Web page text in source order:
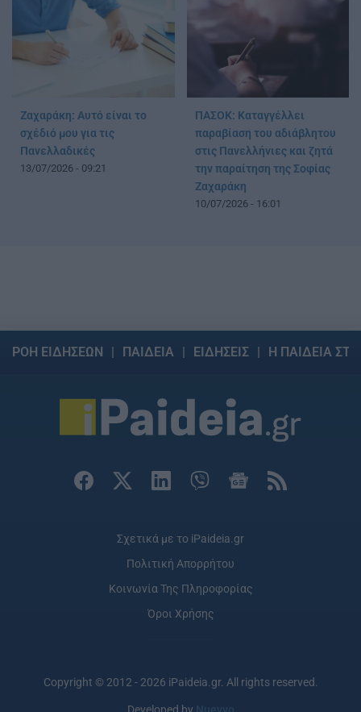
Ζαχαράκη: Αυτό είναι το
σχέδιό μου για τις
Πανελλαδικές
13/07/2026 - 09:21
ΠΑΣΟΚ: Καταγγέλλει
παραβίαση του αδιάβλητου
στις Πανελλήνιες και ζητά
την παραίτηση της Σοφίας
Ζαχαράκη
10/07/2026 - 16:01
ΡΟΗ ΕΙΔΗΣΕΩΝ ΠΑΙΔΕΙΑ ΕΙΔΗΣΕΙΣ Η ΠΑΙΔΕΙΑ
Σχετικά με το iPaideia.gr
Πολιτική Απορρήτου
Κοινωνία Της Πληροφορίας
Όροι Χρήσης
Copyright © 2012 - 2026 iPaideia.gr. All rights reserved.